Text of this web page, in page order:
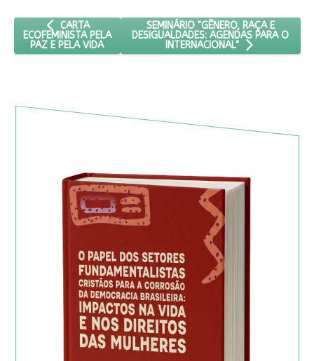
ARTIGO ANTERIOR: CARTA ECOFEMINISTA PELA PAZ E PELA
CARTA
ECOFEMINISTA PELA
PAZ E PELA VIDA
PRÓXIMO ARTIGO: SEMINÁRIO
SEMINÁRIO "GÊNERO, RAÇA E
DESIGUALDADES: AGENDAS PARA O
INTERNACIONAL"